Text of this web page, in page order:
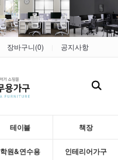
장바구니(0) 공지사항
테이블 책장
학원&연수용
인테리어가구